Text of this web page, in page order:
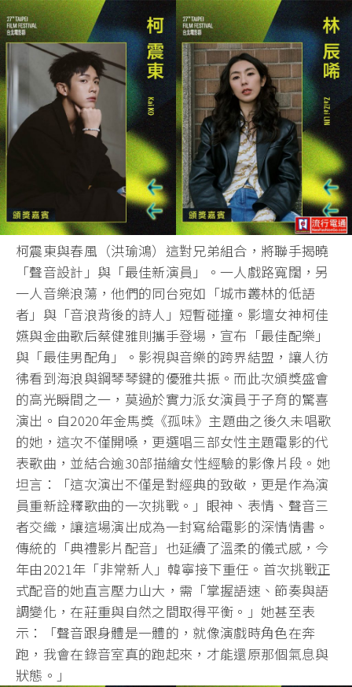
柯震東與春風（洪瑜鴻）這對兄弟組合，將聯手揭曉
「聲音設計」與「最佳新演員」。一人戲路寬闊，另
一人音樂浪蕩，他們的同台宛如「城市叢林的低語
者」與「音浪背後的詩人」短暫碰撞。影壇女神柯佳
嬿與金曲歌后蔡健雅則攜手登場，宣布「最佳配樂」
與「最佳男配角」。影視與音樂的跨界結盟，讓人彷
彿看到海浪與鋼琴琴鍵的優雅共振。而此次頒獎盛會
的高光瞬間之一，莫過於實力派女演員于子育的驚喜
演出。自2020年金馬獎《孤味》主題曲之後久未唱歌
的她，這次不僅開嗓，更選唱三部女性主題電影的代
表歌曲，並結合逾30部描繪女性經驗的影像片段。她
坦言：「這次演出不僅是對經典的致敬，更是作為演
員重新詮釋歌曲的一次挑戰。」眼神、表情、聲音三
者交織，讓這場演出成為一封寫給電影的深情情書。
傳統的「典禮影片配音」也延續了溫柔的儀式感，今
年由2021年「非常新人」韓寧接下重任。首次挑戰正
式配音的她直言壓力山大，需「掌握語速、節奏與語
調變化，在莊重與自然之間取得平衡。」她甚至表
示：「聲音跟身體是一體的，就像演戲時角色在奔
跑，我會在錄音室真的跑起來，才能還原那個氣息與
狀態。」